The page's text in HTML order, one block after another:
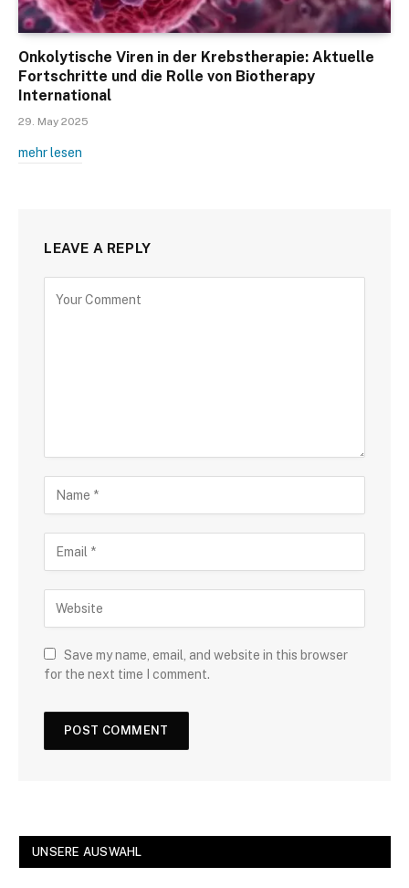
Onkolytische Viren in der Krebstherapie: Aktuelle
Fortschritte und die Rolle von Biotherapy
International
29. May 2025
mehr lesen
LEAVE A REPLY
Save my name, email, and website in this browser
for the next time I comment.
UNSERE AUSWAHL